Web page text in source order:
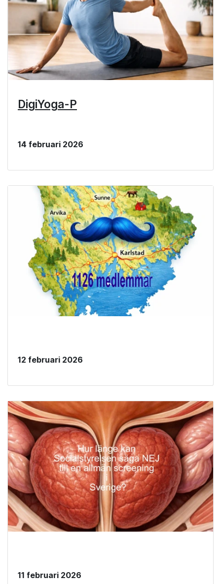
DigiYoga-P
14 februari 2026
12 februari 2026
11 februari 2026